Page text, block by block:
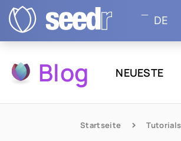
DE
Blog NEUESTE
Startseite